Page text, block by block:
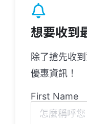
想要收到
除了搶先收
優惠資訊！
First Name